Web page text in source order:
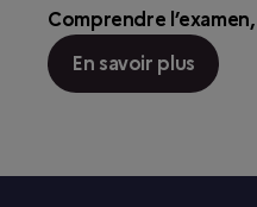
Comprendre
En savoir plus